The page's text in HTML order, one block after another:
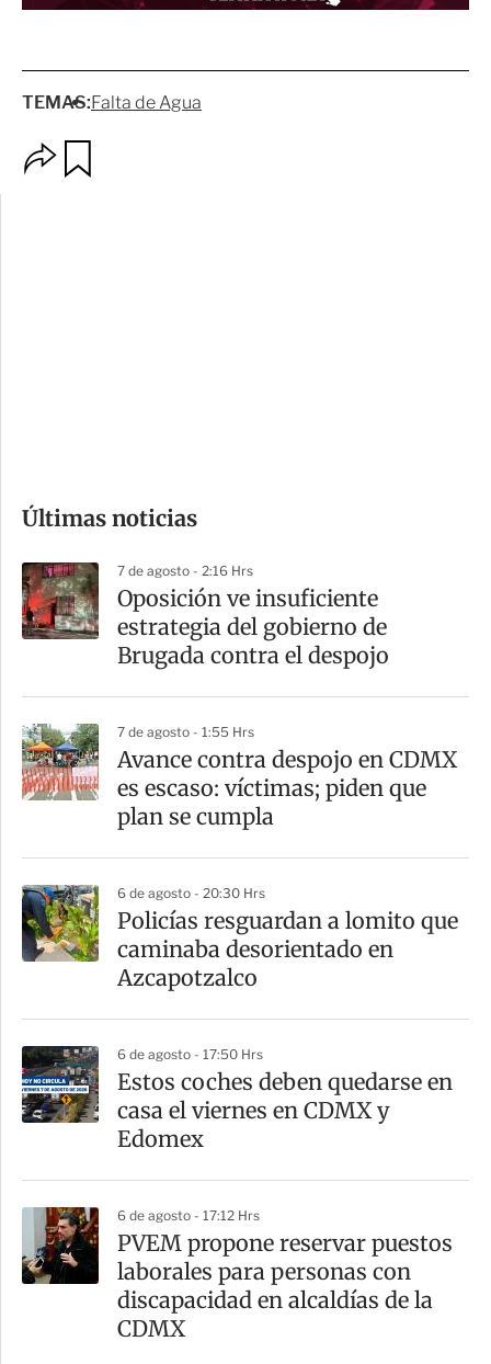
TEMAS:Falta de Agua
p
m
a
r
t
Últimas noticias
7 de agosto - 2:16 Hrs
Oposición ve insuficiente
estrategia del gobierno de
Brugada contra el despojo
7 de agosto - 1:55 Hrs
Avance contra despojo en CDMX
es escaso: víctimas; piden que
plan se cumpla
6 de agosto - 20:30 Hrs
Policías resguardan a lomito que
caminaba desorientado en
Azcapotzalco
6 de agosto - 17:50 Hrs
Estos coches deben quedarse en
casa el viernes en CDMX y
Edomex
6 de agosto - 17:12 Hrs
PVEM propone reservar puestos
laborales para personas con
discapacidad en alcaldías de la
CDMX